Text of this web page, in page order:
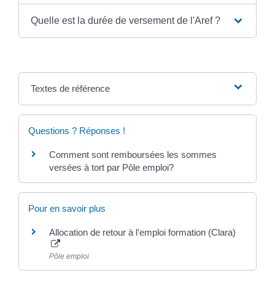
Quelle est la durée de versement de l'Aref ?
Textes de référence
Questions ? Réponses !
Comment sont remboursées les sommes
versées à tort par Pôle emploi?
Pour en savoir plus
Allocation de retour à l'emploi formation (Clara)
Pôle emploi